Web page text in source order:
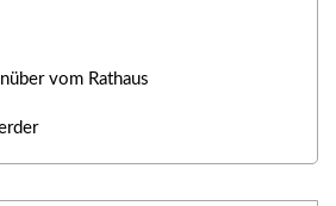
vom Rathaus